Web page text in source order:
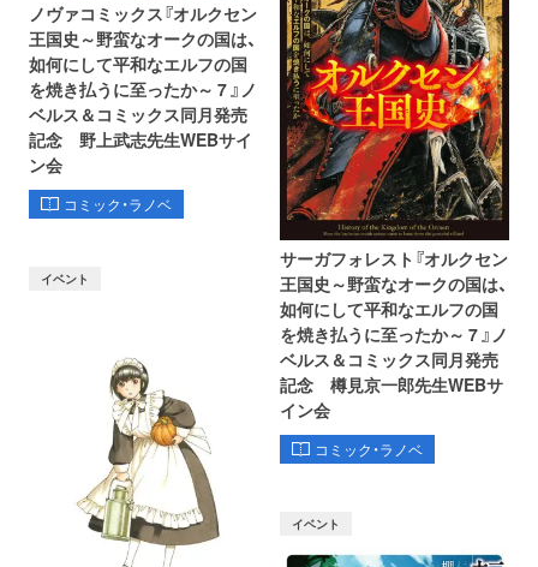
ノヴァコミックス『オルクセン
王国史～野蛮なオークの国は、
如何にして平和なエルフの国
を焼き払うに至ったか～ 7 』ノ
ベルス＆コミックス同月発売
記念 野上武志先生WEBサイ
ン会
コミック・ラノベ
サーガフォレスト『オルクセン
王国史～野蛮なオークの国は、
如何にして平和なエルフの国
を焼き払うに至ったか～ 7 』ノ
ベルス＆コミックス同月発売
記念 樽見京一郎先生WEBサ
イン会
コミック・ラノベ
イベント
イベント